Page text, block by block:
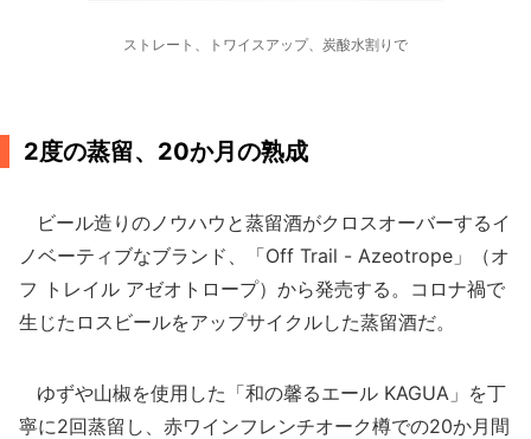
ストレート、トワイスアップ、炭酸水割りで
2度の蒸留、20か月の熟成
ビール造りのノウハウと蒸留酒がクロスオーバーするイ
ノベーティブなブランド、「Off Trail - Azeotrope」（オ
フ トレイル アゼオトロープ）から発売する。コロナ禍で
生じたロスビールをアップサイクルした蒸留酒だ。
ゆずや山椒を使用した「和の馨るエール KAGUA」を丁
寧に2回蒸留し、赤ワインフレンチオーク樽での20か月間